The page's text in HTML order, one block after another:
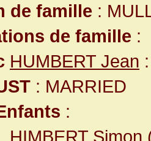
de famille :
de famille :
HUMBERT Jean :
: MARRIED
:
HIMBERT Simon